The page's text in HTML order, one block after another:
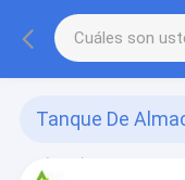
Tanque De
(430)